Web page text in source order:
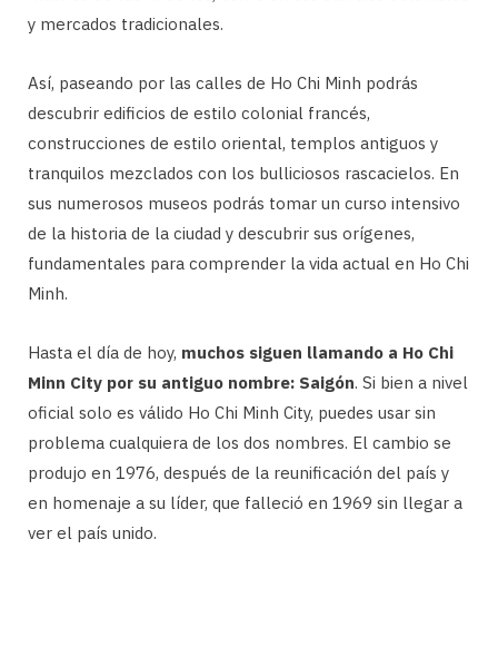
y mercados tradicionales.
Así, paseando por las calles de Ho Chi Minh podrás
descubrir edificios de estilo colonial francés,
construcciones de estilo oriental, templos antiguos y
tranquilos mezclados con los bulliciosos rascacielos. En
sus numerosos museos podrás tomar un curso intensivo
de la historia de la ciudad y descubrir sus orígenes,
fundamentales para comprender la vida actual en Ho Chi
Minh.
Hasta el día de hoy, muchos siguen llamando a Ho Chi
Minn City por su antiguo nombre: Saigón. Si bien a nivel
oficial solo es válido Ho Chi Minh City, puedes usar sin
problema cualquiera de los dos nombres. El cambio se
produjo en 1976, después de la reunificación del país y
en homenaje a su líder, que falleció en 1969 sin llegar a
ver el país unido.